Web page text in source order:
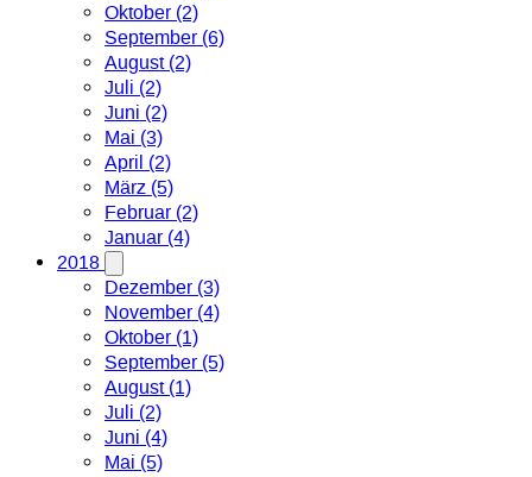
Oktober (2)
September (6)
August (2)
Juli (2)
Juni (2)
Mai (3)
April (2)
März (5)
Februar (2)
Januar (4)
2018
Dezember (3)
November (4)
Oktober (1)
September (5)
August (1)
Juli (2)
Juni (4)
Mai (5)